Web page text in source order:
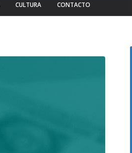
CULTURA CONTACTO